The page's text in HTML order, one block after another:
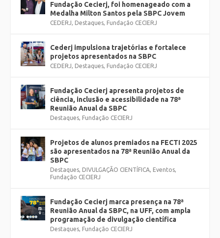
Fundação Cecierj, foi homenageado com a
Medalha Milton Santos pela SBPC Jovem
CEDERJ, Destaques, Fundação CECIERJ
Cederj impulsiona trajetórias e fortalece
projetos apresentados na SBPC
CEDERJ, Destaques, Fundação CECIERJ
Fundação Cecierj apresenta projetos de
ciência, inclusão e acessibilidade na 78ª
Reunião Anual da SBPC
Destaques, Fundação CECIERJ
Projetos de alunos premiados na FECTI 2025
são apresentados na 78ª Reunião Anual da
SBPC
Destaques, DIVULGAÇÃO CIENTÍFICA, Eventos,
Fundação CECIERJ
Fundação Cecierj marca presença na 78ª
Reunião Anual da SBPC, na UFF, com ampla
programação de divulgação científica
Destaques, Fundação CECIERJ